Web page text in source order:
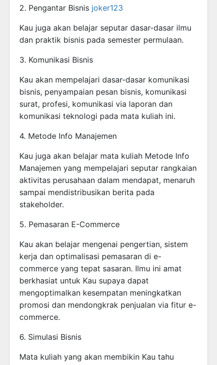
2. Pengantar Bisnis joker123
Kau juga akan belajar seputar dasar-dasar ilmu
dan praktik bisnis pada semester permulaan.
3. Komunikasi Bisnis
Kau akan mempelajari dasar-dasar komunikasi
bisnis, penyampaian pesan bisnis, komunikasi
surat, profesi, komunikasi via laporan dan
komunikasi teknologi pada mata kuliah ini.
4. Metode Info Manajemen
Kau juga akan belajar mata kuliah Metode Info
Manajemen yang mempelajari seputar rangkaian
aktivitas perusahaan dalam mendapat, menaruh
sampai mendistribusikan berita pada
stakeholder.
5. Pemasaran E-Commerce
Kau akan belajar mengenai pengertian, sistem
kerja dan optimalisasi pemasaran di e-
commerce yang tepat sasaran. Ilmu ini amat
berkhasiat untuk Kau supaya dapat
mengoptimalkan kesempatan meningkatkan
promosi dan mendongkrak penjualan via fitur e-
commerce.
6. Simulasi Bisnis
Mata kuliah yang akan membikin Kau tahu